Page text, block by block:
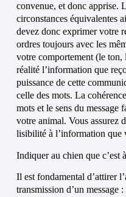
convenue, et donc apprise.
circonstances équivalentes
devez donc exprimer votre
ordres toujours avec les
votre comportement (le ton,
réalité l’information que
puissance de cette
celle des mots. La
mots et le sens du message
votre animal. Vous assurez
lisibilité à l’information que
Indiquer au chien que c’est
Il est fondamental d’attirer
transmission d’un message